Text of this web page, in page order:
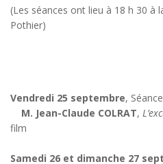
(Les séances ont lieu à 18 h 30 à
Pothier)
Vendredi 25 septembre,
M. Jean-Claude COLRAT,
film
Samedi 26 et dimanche 27